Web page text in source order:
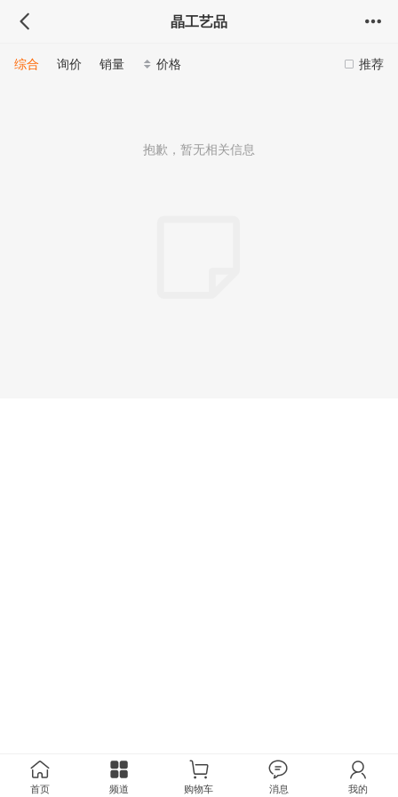
晶工艺品
推荐
综合 询价 销量 价格
抱歉，暂无相关信息
首页 频道 购物车 消息 我的